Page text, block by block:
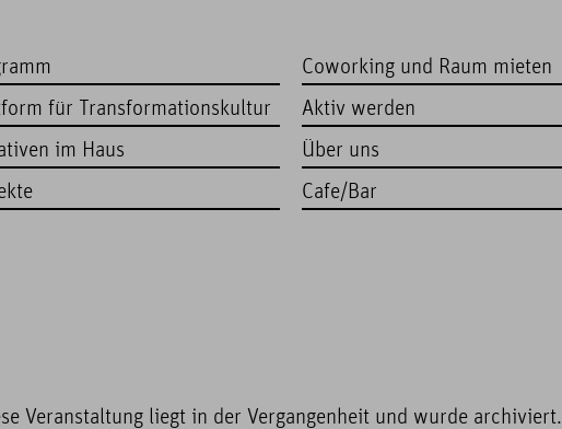
für Transformationskultur
im Haus
Coworking und Raum mieten
Aktiv werden
Über uns
Cafe/Bar
Veranstaltung liegt in der Vergangenheit und wurde archiviert.